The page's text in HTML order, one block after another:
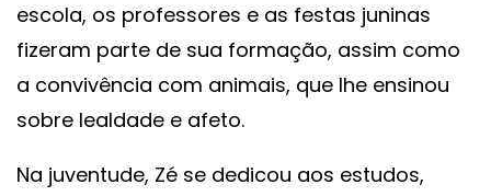
escola, os professores e as festas juninas
fizeram parte de sua formação, assim como
a convivência com animais, que lhe ensinou
sobre lealdade e afeto.
Na juventude, Zé se dedicou aos estudos,